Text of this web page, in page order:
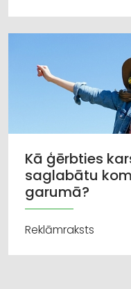
Kā ģērbties
saglabātu
garumā?
Reklāmraksts